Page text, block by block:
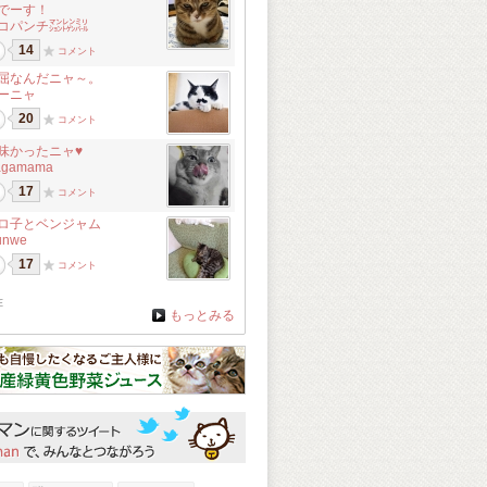
ーす！
パンチ㍇㍖㍊
14
コメント
なんだニャ～。
ニャ
20
コメント
かったニャ♥
17
コメント
子とベンジャム
17
コメント
もっとみる